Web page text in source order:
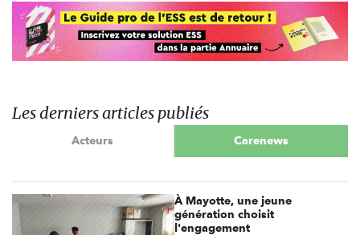
Les derniers articles publiés
Acteurs Carenews
À Mayotte, une jeune
génération choisit
l'engagement